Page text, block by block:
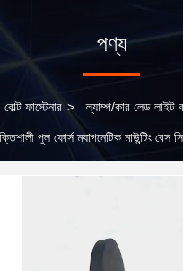
পণ্য
বোল্ট ফাস্টেনার > ল্যাম্প/কার লেড লাইট
পুল ফোর্স ম্যাগনেটিক মাউন্টিং বেস